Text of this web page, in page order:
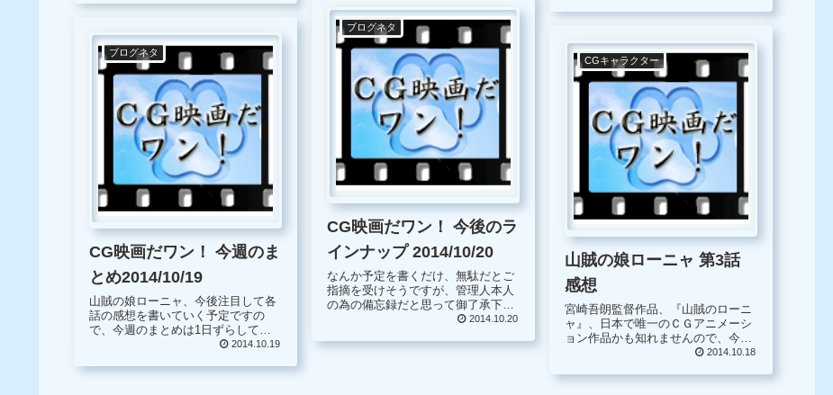
デ...
わらず、本国アメリカよりも一足早
これは、ハ...
ります。 『ベイマックス』は、ディ
ブログネタ
CG映画だワン！ 今後のラ
インナップ 2014/10/20
なんか予定を書くだけ、無駄だとご
指摘を受けそうですが、管理人本人
の為の備忘録だと思って御了承下さ
した。いつか、興奮感動する事を期
2014.10.20
ブログネタ
CG映画だワン！ 今週のま
とめ2014/10/19
山賊の娘ローニャ、今後注目して各
話の感想を書いていく予定ですの
で、今週のまとめは1日ずらして毎
週日曜日に更新させていただきま
3DCG 映画感想 アニメの時には、メ
2014.10.19
CGキャラクター
山賊の娘ローニャ 第3話
感想
宮崎吾朗監督作品、『山賊のローニ
ャ』、日本で唯一のＣＧアニメーシ
ョン作品かも知れませんので、今回
もＮＨＫＢＳプレミアム放送を観て
ニャ』は、1時間だったのですが、1
2014.10.18